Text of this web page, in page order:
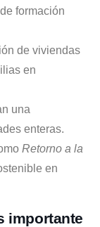
formación
de viviendas
en
una
enteras.
Retorno a la
en
importante